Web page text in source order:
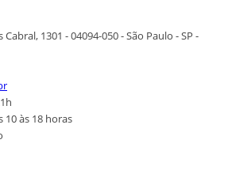
1301 - 04094-050 - São Paulo - SP -
às 18 horas